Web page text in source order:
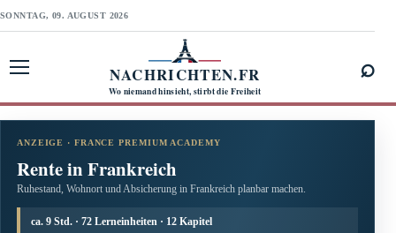
SONNTAG, 09. AUGUST 2026
NACHRICHTEN.FR
Wo niemand hinsieht, stirbt die Freiheit
⌕
ANZEIGE · FRANCE PREMIUM ACADEMY
Rente in Frankreich
Ruhestand, Wohnort und Absicherung in Frankreich planbar machen.
ca. 9 Std. · 72 Lerneinheiten · 12 Kapitel